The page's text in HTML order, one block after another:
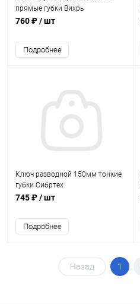
прямые губки Вихрь
760 ₽/ шт
Подробнее
Ключ разводной 150мм тонкие
губки Сибртех
745 ₽/ шт
Подробнее
Назад 1